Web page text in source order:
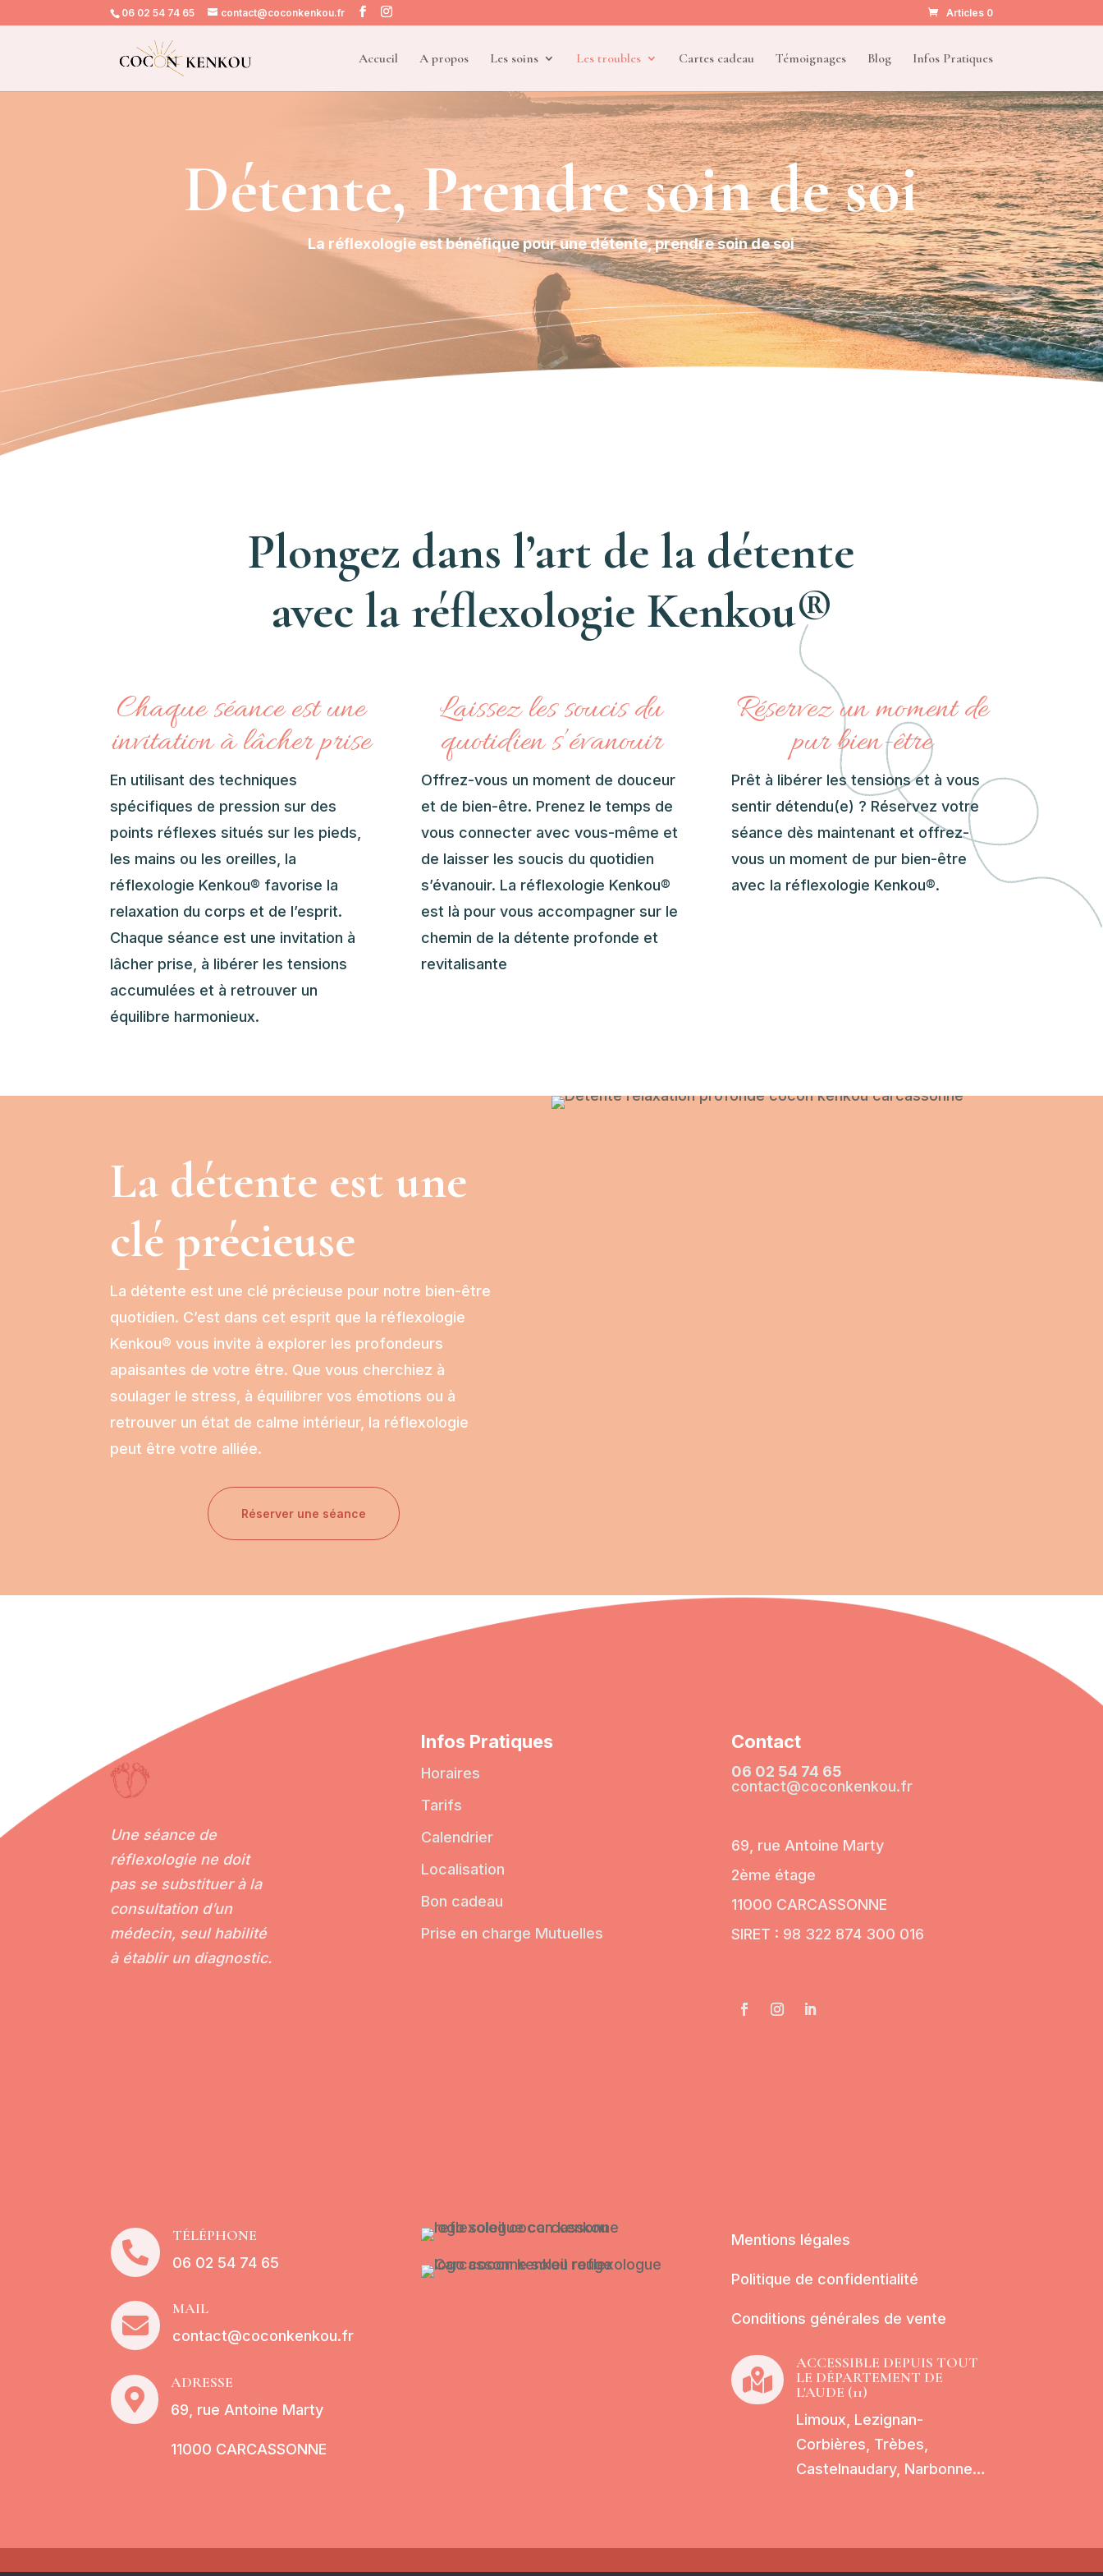
06 02 54 74 65 contact@coconkenkou.fr Articles 0
Accueil A propos Les soins Les troubles Cartes cadeau Témoignages Blog Infos Pratiques
Détente, Prendre soin de soi
La réflexologie est bénéfique pour une détente, prendre soin de soi
Plongez dans l’art de la détente
avec la réflexologie Kenkou®
Chaque séance est une
invitation à lâcher prise
En utilisant des techniques
spécifiques de pression sur des
points réflexes situés sur les pieds,
les mains ou les oreilles, la
réflexologie Kenkou® favorise la
relaxation du corps et de l’esprit.
Chaque séance est une invitation à
lâcher prise, à libérer les tensions
accumulées et à retrouver un
équilibre harmonieux.
Laissez les soucis du
quotidien s’évanouir
Offrez-vous un moment de douceur
et de bien-être. Prenez le temps de
vous connecter avec vous-même et
de laisser les soucis du quotidien
s’évanouir. La réflexologie Kenkou®
est là pour vous accompagner sur le
chemin de la détente profonde et
revitalisante
Réservez un moment de
pur bien-être
Prêt à libérer les tensions et à vous
sentir détendu(e) ? Réservez votre
séance dès maintenant et offrez-
vous un moment de pur bien-être
avec la réflexologie Kenkou®.
La détente est une
clé précieuse
La détente est une clé précieuse pour notre bien-être
quotidien. C’est dans cet esprit que la réflexologie
Kenkou® vous invite à explorer les profondeurs
apaisantes de votre être. Que vous cherchiez à
soulager le stress, à équilibrer vos émotions ou à
retrouver un état de calme intérieur, la réflexologie
peut être votre alliée.
Réserver une séance
Une séance de
réflexologie ne doit
pas se substituer à la
consultation d’un
médecin, seul habilité
à établir un diagnostic.
Infos Pratiques
Horaires
Tarifs
Calendrier
Localisation
Bon cadeau
Prise en charge Mutuelles
Contact
06 02 54 74 65
contact@coconkenkou.fr
69, rue Antoine Marty
2ème étage
11000 CARCASSONNE
SIRET : 98 322 874 300 016

TÉLÉPHONE
06 02 54 74 65

MAIL
contact@coconkenkou.fr

ADRESSE
69, rue Antoine Marty
11000 CARCASSONNE
Mentions légales
Politique de confidentialité
Conditions générales de vente

ACCESSIBLE DEPUIS TOUT
LE DÉPARTEMENT DE
L'AUDE (11)
Limoux, Lezignan-
Corbières, Trèbes,
Castelnaudary, Narbonne…